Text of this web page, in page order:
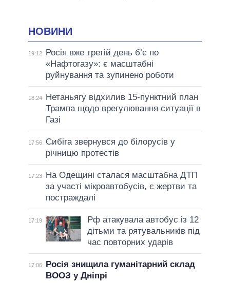
НОВИНИ
19:12
Росія вже третій день б’є по
«Нафтогазу»: є масштабні
руйнування та зупинено роботи
18:24
Нетаньягу відхилив 15-пунктний план
Трампа щодо врегулювання ситуації в
Газі
17:56
Сибіга звернувся до білорусів у
річницю протестів
17:23
На Одещині сталася масштабна ДТП
за участі мікроавтобусів, є жертви та
постраждалі
17:19
Рф атакувала автобус із 12
дітьми та рятувальників під
час повторних ударів
17:06
Росія знищила гуманітарний склад
ВООЗ у Дніпрі